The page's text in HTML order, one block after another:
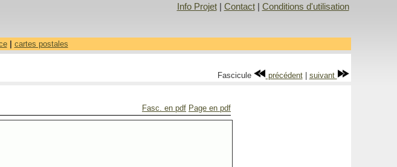
Info Projet| Contact| Conditions d'utilisation
| cartes postales
Fascicule précédent| suivant
Fasc. en pdf Page en pdf